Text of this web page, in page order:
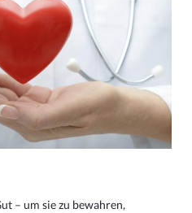
– um sie zu bewahren,